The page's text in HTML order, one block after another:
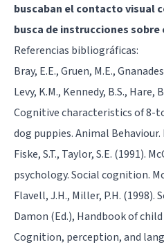
buscaban el contacto visual
busca de instrucciones
Referencias bibliográficas:
Bray, E.E., Gruen, M.E.,
Levy, K.M., Kennedy, B.S., Hare,
Cognitive characteristics of 8-
dog puppies. Animal Behaviour.
Fiske, S.T., Taylor, S.E. (1991).
psychology. Social cognition.
Flavell, J.H., Miller, P.H. (1998).
Damon (Ed.), Handbook of
Cognition, perception, and